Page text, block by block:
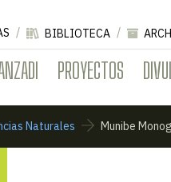
PROYECTOS
BIBLIOTECA
Naturales Munibe